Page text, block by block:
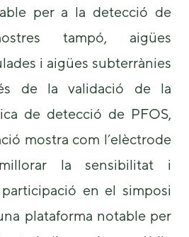
per a la detecció de
tampó, aigües
i aigües subterrànies
de la validació de la
de detecció de PFOS,
mostra com l’elèctrode
la sensibilitat i
participació en el simposi
plataforma notable per